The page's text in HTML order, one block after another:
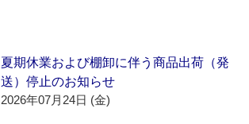
夏期休業および棚卸に伴う商品出荷（発
送）停止のお知らせ
2026年07月24日 (金)